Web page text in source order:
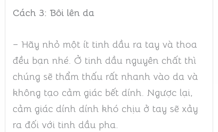
Cách 3: Bôi lên da
– Hãy nhỏ một ít tinh dầu ra tay và thoa
đều bạn nhé. Ở tinh dầu nguyên chất thì
chúng sẽ thẩm thấu rất nhanh vào da và
không tạo cảm giác bết dính. Ngược lại,
cảm giác dính dính khó chịu ở tay sẽ xảy
ra đối với tinh dầu pha.